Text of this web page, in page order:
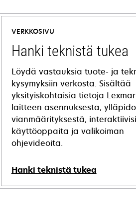
VERKKOSIVU
Hanki teknistä tukea
Löydä vastauksia tuote- ja
kysymyksiin verkosta. Sisältää
yksityiskohtaisia tietoja
laitteen asennuksesta,
vianmäärityksestä,
käyttöoppaita ja valikoiman
ohjevideoita.
Hanki teknistä tukea
opens